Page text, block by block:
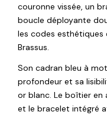
couronne vissée, un
boucle déployante
les codes esthétiques
Brassus.
Son cadran bleu à
profondeur et sa
or blanc. Le boîtier en
et le bracelet intégré